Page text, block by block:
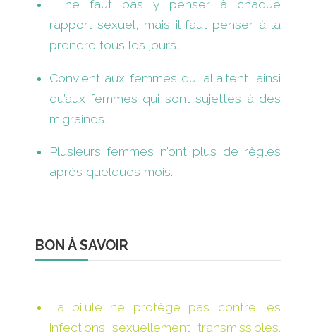
Il ne faut pas y penser à chaque
rapport sexuel, mais il faut penser à la
prendre tous les jours.
Convient aux femmes qui allaitent, ainsi
qu’aux femmes qui sont sujettes à des
migraines.
Plusieurs femmes n’ont plus de règles
après quelques mois.
BON À SAVOIR
La pilule ne protège pas contre les
infections sexuellement transmissibles.